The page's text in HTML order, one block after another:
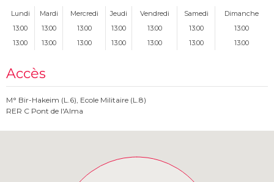
Lundi Mardi Mercredi Jeudi Vendredi Samedi
Dimanche
13:00
13:00 13:00 13:00 13:00 13:00
13:00
13:00
13:00 13:00 13:00 13:00 13:00 13:00
Accès
M° Bir-Hakeim (L.6), Ecole Militaire (L.8)
RER C Pont de l'Alma